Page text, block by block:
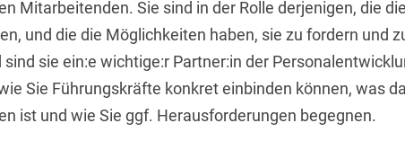
Mitarbeitenden. Sie sind in der Rolle derjenigen, die
und die die Möglichkeiten haben, sie zu fordern und
sind sie ein:e wichtige:r Partner:in der
Sie Führungskräfte konkret einbinden können, was
ist und wie Sie ggf. Herausforderungen begegnen.